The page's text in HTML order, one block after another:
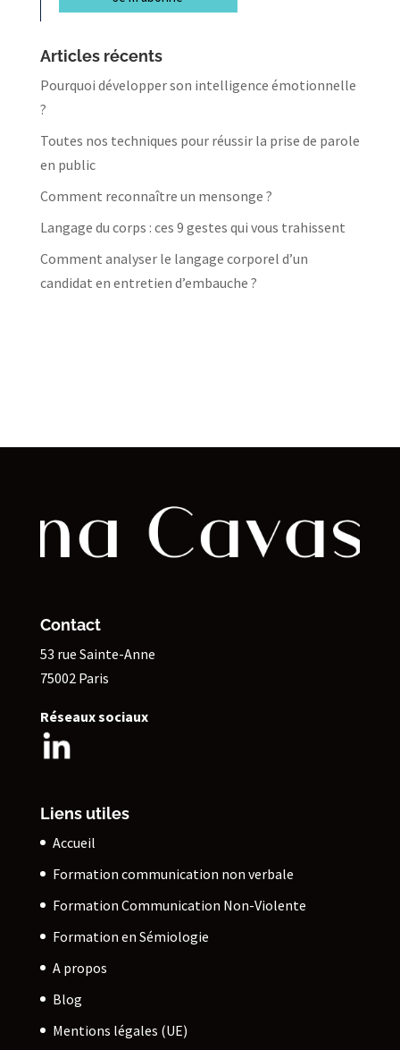
Articles récents
Pourquoi développer son intelligence émotionnelle
?
Toutes nos techniques pour réussir la prise de parole
en public
Comment reconnaître un mensonge ?
Langage du corps : ces 9 gestes qui vous trahissent
Comment analyser le langage corporel d’un
candidat en entretien d’embauche ?
Contact
53 rue Sainte-Anne
75002 Paris
Réseaux sociaux
Liens utiles
Accueil
Formation communication non verbale
Formation Communication Non-Violente
Formation en Sémiologie
A propos
Blog
Mentions légales (UE)